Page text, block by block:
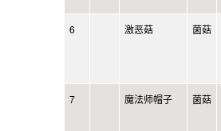
6 激恶菇 菌菇
7 魔法师帽子 菌菇